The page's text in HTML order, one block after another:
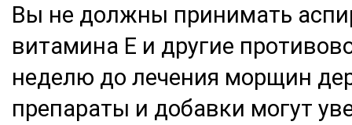
Вы не должны принимать
витамина Е и другие
неделю до лечения морщин
препараты и добавки могут